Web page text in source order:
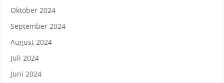
Oktober 2024
September 2024
August 2024
Juli 2024
Juni 2024